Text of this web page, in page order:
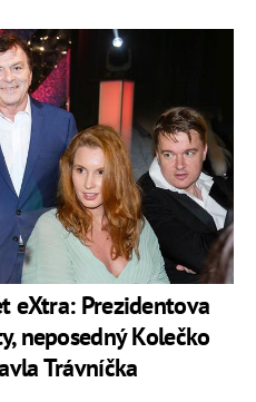
eXtra: Prezidentova
neposedný Kolečko
Trávníčka